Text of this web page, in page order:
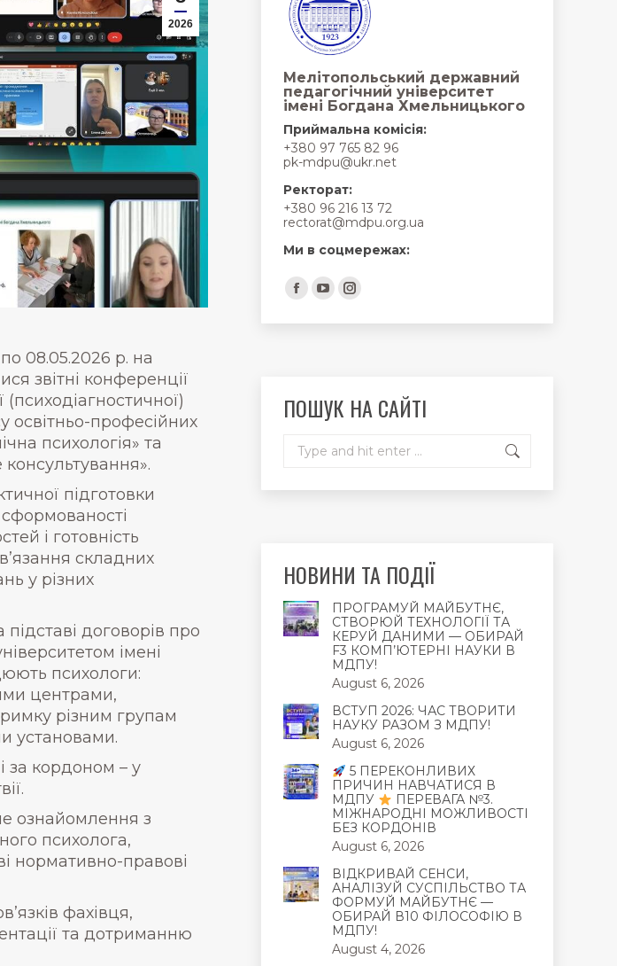
2026
08.05.2026 р. на
звітні конференції
освітньо-професійних
психологія» та
консультування».
підготовки
і готовність
складних
у різних
договорів про
імені
психологи:
центрами,
різним групам
установами.
за кордоном – у
ознайомлення з
психолога,
нормативно-правові
фахівця,
та дотриманню
Мелітопольський державний
педагогічний університет
імені Богдана Хмельницького
Приймальна комісія:
+380 97 765 82 96
pk-mdpu@ukr.net
Ректорат:
+380 96 216 13 72
rectorat@mdpu.org.ua
Ми в соцмережах:
Find us on:
Facebook
page
window
YouTube
page
window
Instagram
page
window
ПОШУК НА САЙТІ
НОВИНИ ТА ПОДІЇ
ПРОГРАМУЙ МАЙБУТНЄ,
СТВОРЮЙ ТЕХНОЛОГІЇ ТА
КЕРУЙ ДАНИМИ — ОБИРАЙ
F3 КОМП’ЮТЕРНІ НАУКИ В
МДПУ!
August 6, 2026
ВСТУП 2026: ЧАС ТВОРИТИ
НАУКУ РАЗОМ З МДПУ!
August 6, 2026
5 ПЕРЕКОНЛИВИХ
ПРИЧИН НАВЧАТИСЯ В
МДПУ
ПЕРЕВАГА №3.
МІЖНАРОДНІ МОЖЛИВОСТІ
БЕЗ КОРДОНІВ
August 6, 2026
ВІДКРИВАЙ СЕНСИ,
АНАЛІЗУЙ СУСПІЛЬСТВО ТА
ФОРМУЙ МАЙБУТНЄ —
ОБИРАЙ В10 ФІЛОСОФІЮ В
МДПУ!
August 4, 2026